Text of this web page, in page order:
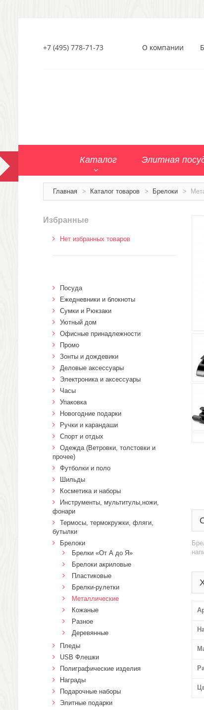
+7 (495) 778-71-73 О компании
Каталог Элитная
Главная > Каталог товаров > Брелоки >
Избранные
Нет избранных товаров
Посуда
Ежедневники и блокноты
Сумки и Рюкзаки
Уютный дом
Офисные принадлежности
Промо
Зонты и дождевики
Деловые аксессуары
Электроника и аксессуары
Часы
Упаковка
Новогодние подарки
Ручки и карандаши
Спорт и отдых
Одежда (Ветровки, толстовки и
прочее)
Футболки и поло
Шильды
Косметика и наборы
Инструменты, мультитулы,ножи,
фонари
Термосы, термокружки, фляги,
бутылки
Брелоки
Брелки «От А до Я»
Брелоки акриловые
Пластиковые
Брелки-рулетки
Металлические
Кожаные
Разное
Деревянные
Пледы
USB Флешки
Полиграфические изделия
Награды
Подарочные наборы
Элитные подарки